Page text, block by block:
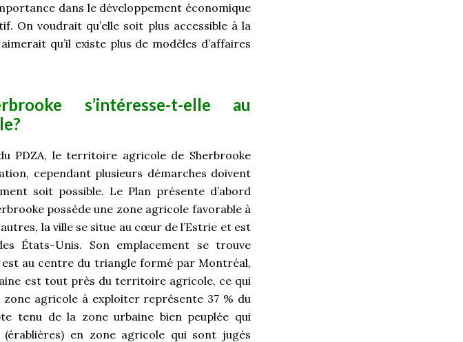
dans le développement économique
On voudrait qu’elle soit plus accessible à la
qu’il existe plus de modèles d’affaires
s’intéresse-t-elle au
PDZA, le territoire agricole de Sherbrooke
cependant plusieurs démarches doivent
soit possible. Le Plan présente d’abord
possède une zone agricole favorable à
la ville se situe au cœur de l’Estrie et est
États-Unis. Son emplacement se trouve
au centre du triangle formé par Montréal,
est tout près du territoire agricole, ce qui
zone agricole à exploiter représente 37 % du
tenu de la zone urbaine bien peuplée qui
(érablières) en zone agricole qui sont jugés